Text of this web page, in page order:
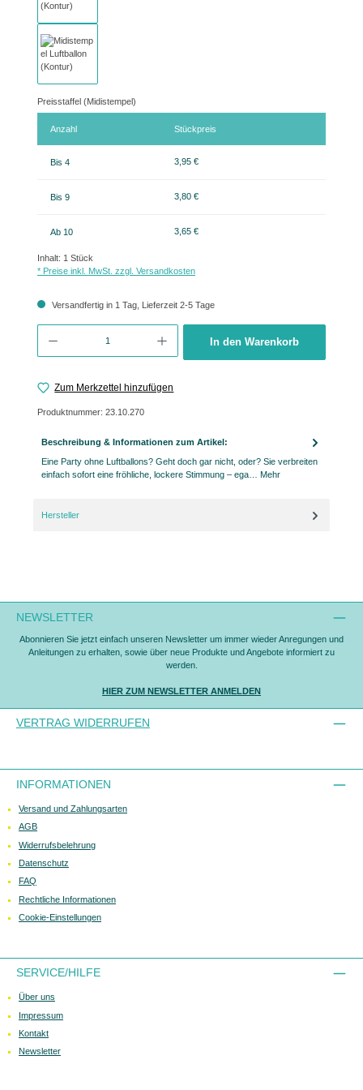
Preisstaffel (Midistempel)
Anzahl Stückpreis
Bis 4 3,95 €
Bis 9 3,80 €
Ab 10 3,65 €
Inhalt: 1 Stück
* Preise inkl. MwSt. zzgl. Versandkosten
Versandfertig in 1 Tag, Lieferzeit 2-5 Tage
In den Warenkorb
Zum Merkzettel hinzufügen
Produktnummer: 23.10.270
Beschreibung & Informationen zum Artikel:
Eine Party ohne Luftballons? Geht doch gar nicht, oder? Sie verbreiten
einfach sofort eine fröhliche, lockere Stimmung – ega… Mehr
Hersteller
NEWSLETTER
Abonnieren Sie jetzt einfach unseren Newsletter um immer wieder Anregungen und
Anleitungen zu erhalten, sowie über neue Produkte und Angebote informiert zu
werden.
HIER ZUM NEWSLETTER ANMELDEN
VERTRAG WIDERRUFEN
INFORMATIONEN
Versand und Zahlungsarten
AGB
Widerrufsbelehrung
Datenschutz
FAQ
Rechtliche Informationen
Cookie-Einstellungen
SERVICE/HILFE
Über uns
Impressum
Kontakt
Newsletter